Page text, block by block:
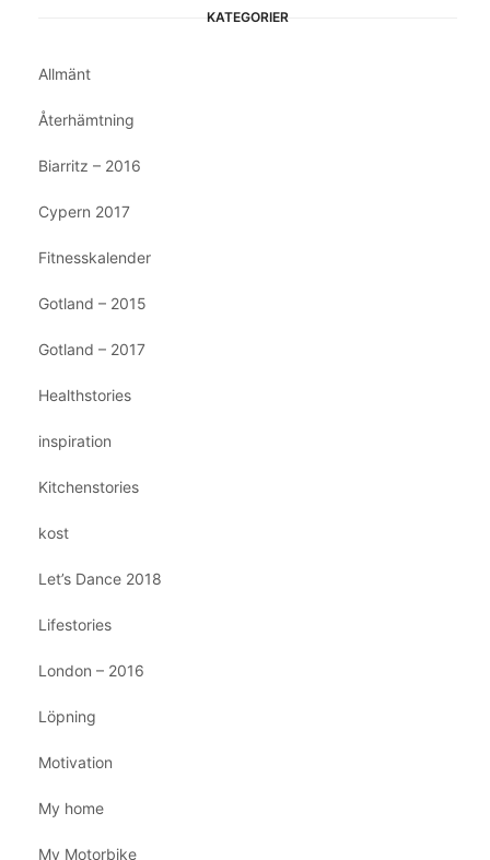
KATEGORIER
Allmänt
Återhämtning
Biarritz – 2016
Cypern 2017
Fitnesskalender
Gotland – 2015
Gotland – 2017
Healthstories
inspiration
Kitchenstories
kost
Let’s Dance 2018
Lifestories
London – 2016
Löpning
Motivation
My home
My Motorbike